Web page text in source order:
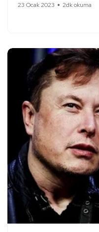
23 Ocak 2023 2dk okuma